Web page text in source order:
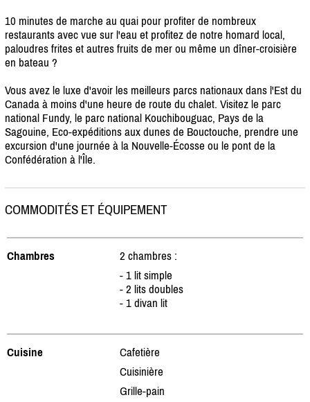
10 minutes de marche au quai pour profiter de nombreux
restaurants avec vue sur l'eau et profitez de notre homard local,
paloudres frites et autres fruits de mer ou même un dîner-croisière
en bateau ?
Vous avez le luxe d'avoir les meilleurs parcs nationaux dans l'Est du
Canada à moins d'une heure de route du chalet. Visitez le parc
national Fundy, le parc national Kouchibouguac, Pays de la
Sagouine, Eco-expéditions aux dunes de Bouctouche, prendre une
excursion d'une journée à la Nouvelle-Écosse ou le pont de la
Confédération à l'Île.
COMMODITÉS ET ÉQUIPEMENT
Chambres
2 chambres :
- 1 lit simple
- 2 lits doubles
- 1 divan lit
Cuisine
Cafetière
Cuisinière
Grille-pain